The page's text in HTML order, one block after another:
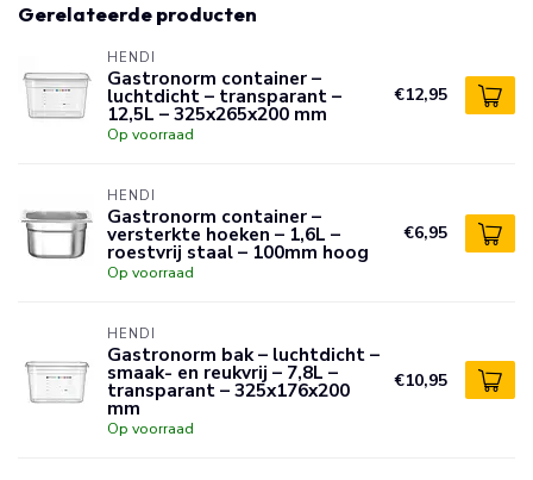
Gerelateerde producten
HENDI
Gastronorm container –
luchtdicht – transparant –
12,5L – 325x265x200 mm
Op voorraad
€12,95
HENDI
Gastronorm container –
versterkte hoeken – 1,6L –
roestvrij staal – 100mm hoog
Op voorraad
€6,95
HENDI
Gastronorm bak – luchtdicht –
smaak- en reukvrij – 7,8L –
transparant – 325x176x200
mm
Op voorraad
€10,95